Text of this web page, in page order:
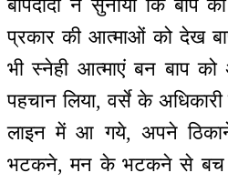
बापदादा ने सुनाया कि बाप
प्रकार की आत्माओं को देख
भी स्नेही आत्माएं बन बाप को
पहचान लिया, वर्से के
लाइन में आ गये, अपने
भटकने, मन के भटकने से बच